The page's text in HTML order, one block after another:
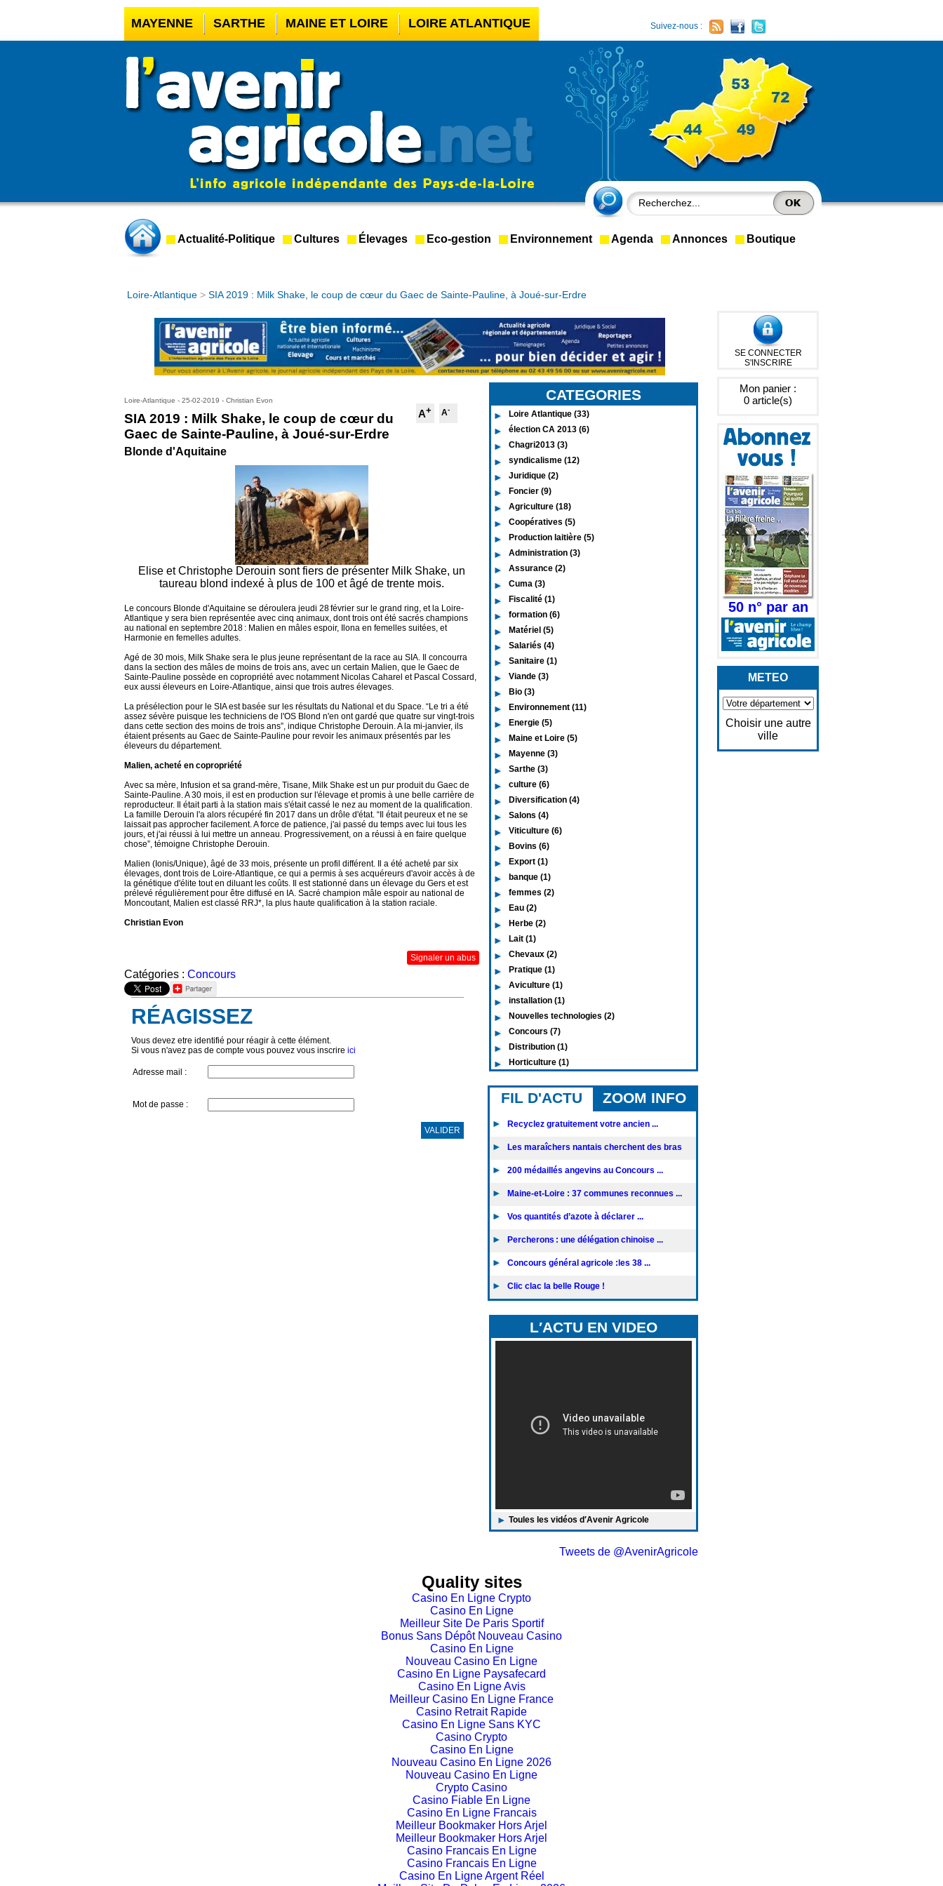
MAYENNE SARTHE MAINE ET LOIRE LOIRE ATLANTIQUE
CASINO EN LIGNE MEILLEUR BOOKMAKER HORS ARJEL
CASINO EN LIGNE FRANCE LÉGAL
CRYPTO CASINO
Suivez-nous :
Actualité-Politique Cultures Élevages Eco-gestion Environnement Agenda Annonces Boutique
Loire-Atlantique > SIA 2019 : Milk Shake, le coup de cœur du Gaec de Sainte-Pauline, à Joué-sur-Erdre
SE CONNECTER
S'INSCRIRE
Mon panier :
0 article(s)
50 n° par an
METEO
Choisir une autre
ville
A+ A-
Loire-Atlantique - 25-02-2019 - Christian Evon
SIA 2019 : Milk Shake, le coup de cœur du
Gaec de Sainte-Pauline, à Joué-sur-Erdre
Blonde d'Aquitaine
Elise et Christophe Derouin sont fiers de présenter Milk Shake, un
taureau blond indexé à plus de 100 et âgé de trente mois.
Le concours Blonde d'Aquitaine se déroulera jeudi 28 février sur le grand ring, et la Loire-
Atlantique y sera bien représentée avec cinq animaux, dont trois ont été sacrés champions
au national en septembre 2018 : Malien en mâles espoir, Ilona en femelles suitées, et
Harmonie en femelles adultes.
Agé de 30 mois, Milk Shake sera le plus jeune représentant de la race au SIA. Il concourra
dans la section des mâles de moins de trois ans, avec un certain Malien, que le Gaec de
Sainte-Pauline possède en copropriété avec notamment Nicolas Caharel et Pascal Cossard,
eux aussi éleveurs en Loire-Atlantique, ainsi que trois autres élevages.
La présélection pour le SIA est basée sur les résultats du National et du Space. “Le tri a été
assez sévère puisque les techniciens de l'OS Blond n'en ont gardé que quatre sur vingt-trois
dans cette section des moins de trois ans”, indique Christophe Derouin. A la mi-janvier, ils
étaient présents au Gaec de Sainte-Pauline pour revoir les animaux présentés par les
éleveurs du département.
Malien, acheté en copropriété
Avec sa mère, Infusion et sa grand-mère, Tisane, Milk Shake est un pur produit du Gaec de
Sainte-Pauline. A 30 mois, il est en production sur l'élevage et promis à une belle carrière de
reproducteur. Il était parti à la station mais s'était cassé le nez au moment de la qualification.
La famille Derouin l'a alors récupéré fin 2017 dans un drôle d'état. “Il était peureux et ne se
laissait pas approcher facilement. A force de patience, j'ai passé du temps avec lui tous les
jours, et j'ai réussi à lui mettre un anneau. Progressivement, on a réussi à en faire quelque
chose”, témoigne Christophe Derouin.
Malien (Ionis/Unique), âgé de 33 mois, présente un profil différent. Il a été acheté par six
élevages, dont trois de Loire-Atlantique, ce qui a permis à ses acquéreurs d'avoir accès à de
la génétique d'élite tout en diluant les coûts. Il est stationné dans un élevage du Gers et est
prélevé régulièrement pour être diffusé en IA. Sacré champion mâle espoir au national de
Moncoutant, Malien est classé RRJ*, la plus haute qualification à la station raciale.
Christian Evon
Signaler un abus
Catégories : Concours
RÉAGISSEZ
Vous devez etre identifié pour réagir à cette élément.
Si vous n'avez pas de compte vous pouvez vous inscrire ici
Adresse mail :
Mot de passe :
VALIDER
CATEGORIES
Loire Atlantique (33)
élection CA 2013 (6)
Chagri2013 (3)
syndicalisme (12)
Juridique (2)
Foncier (9)
Agriculture (18)
Coopératives (5)
Production laitière (5)
Administration (3)
Assurance (2)
Cuma (3)
Fiscalité (1)
formation (6)
Matériel (5)
Salariés (4)
Sanitaire (1)
Viande (3)
Bio (3)
Environnement (11)
Energie (5)
Maine et Loire (5)
Mayenne (3)
Sarthe (3)
culture (6)
Diversification (4)
Salons (4)
Viticulture (6)
Bovins (6)
Export (1)
banque (1)
femmes (2)
Eau (2)
Herbe (2)
Lait (1)
Chevaux (2)
Pratique (1)
Aviculture (1)
installation (1)
Nouvelles technologies (2)
Concours (7)
Distribution (1)
Horticulture (1)
FIL D'ACTU ZOOM INFO
Recyclez gratuitement votre ancien ...
Les maraîchers nantais cherchent des bras
200 médaillés angevins au Concours ...
Maine-et-Loire : 37 communes reconnues ...
Vos quantités d’azote à déclarer ...
Percherons : une délégation chinoise ...
Concours général agricole :les 38 ...
Clic clac la belle Rouge !
L′ACTU EN VIDEO
Toules les vidéos d′Avenir Agricole
Tweets de @AvenirAgricole
Quality sites
Casino En Ligne Crypto
Casino En Ligne
Meilleur Site De Paris Sportif
Bonus Sans Dépôt Nouveau Casino
Casino En Ligne
Nouveau Casino En Ligne
Casino En Ligne Paysafecard
Casino En Ligne Avis
Meilleur Casino En Ligne France
Casino Retrait Rapide
Casino En Ligne Sans KYC
Casino Crypto
Casino En Ligne
Nouveau Casino En Ligne 2026
Nouveau Casino En Ligne
Crypto Casino
Casino Fiable En Ligne
Casino En Ligne Francais
Meilleur Bookmaker Hors Arjel
Meilleur Bookmaker Hors Arjel
Casino Francais En Ligne
Casino Francais En Ligne
Casino En Ligne Argent Réel